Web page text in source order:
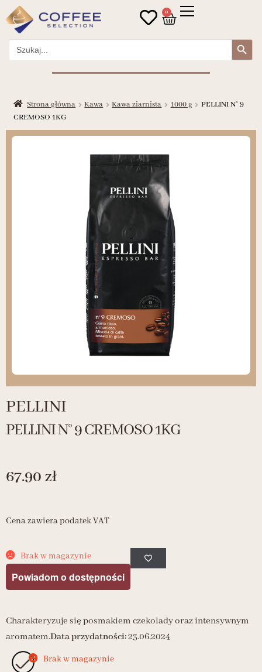
0
Search
for:
Search Button
Strona główna Kawa Kawa ziarnista 1000 g
PELLINI N° 9
CREMOSO 1KG
PELLINI
PELLINI N° 9 CREMOSO 1KG
67.90 zł
Cena zawiera podatek VAT
Brak w magazynie
Powiadom o dostępności
Charakteryzuje się posmakiem czekolady oraz intensywnym
aromatem.Data przydatności:23.06.2024
Brak w magazynie